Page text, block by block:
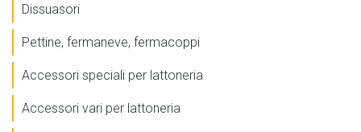
Dissuasori
Pettine, fermaneve, fermacoppi
Accessori speciali per lattoneria
Accessori vari per lattoneria